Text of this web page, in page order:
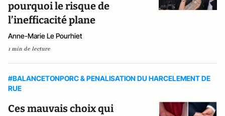
pourquoi le risque de
l’inefficacité plane
Anne-Marie Le Pourhiet
1 min de lecture
#BALANCETONPORC & PENALISATION DU HARCELEMENT DE
RUE
Ces mauvais choix qui